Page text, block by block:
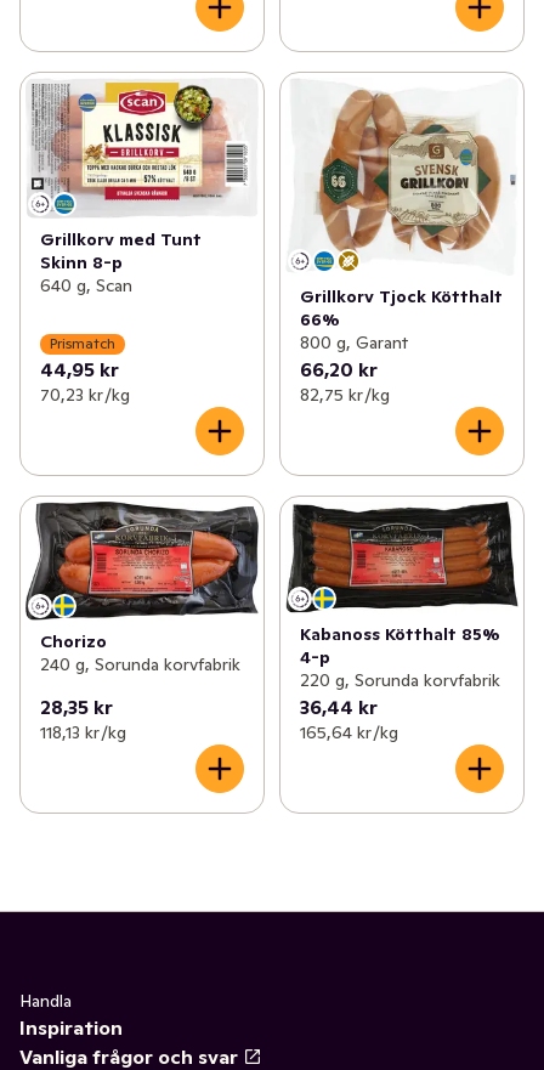
Grillkorv med Tunt
Skinn 8-p
640 g, Scan
Prismatch
44,95 kr
70,23 kr /kg
Grillkorv Tjock Kötthalt
66%
800 g, Garant
66,20 kr
82,75 kr /kg
Chorizo
240 g, Sorunda korvfabrik
28,35 kr
118,13 kr /kg
Kabanoss Kötthalt 85%
4-p
220 g, Sorunda korvfabrik
36,44 kr
165,64 kr /kg
Handla
Inspiration
Vanliga frågor och svar